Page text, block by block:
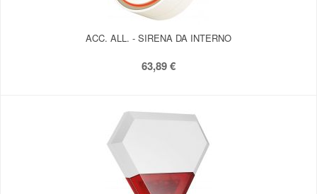
ACC. ALL. - SIRENA DA INTERNO
63,89 €